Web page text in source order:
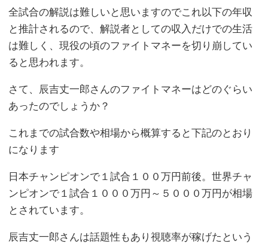
全試合の解説は難しいと思いますのでこれ以下の年収
と推計されるので、解説者としての収入だけでの生活
は難しく、現役の頃のファイトマネーを切り崩してい
ると思われます。
さて、辰吉丈一郎さんのファイトマネーはどのぐらい
あったのでしょうか？
これまでの試合数や相場から概算すると下記のとおり
になります
日本チャンピオンで１試合１００万円前後。世界チャ
ンピオンで１試合１０００万円～５０００万円が相場
とされています。
辰吉丈一郎さんは話題性もあり視聴率が稼げたという